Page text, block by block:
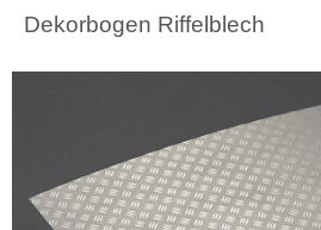
Dekorbogen Riffelblech